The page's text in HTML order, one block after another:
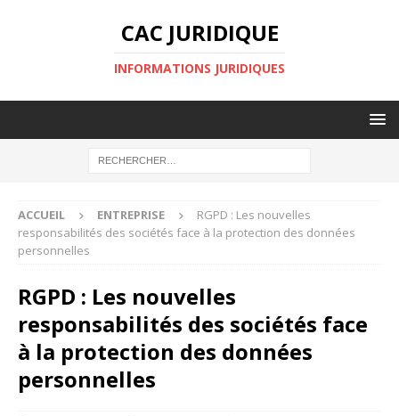
CAC JURIDIQUE
INFORMATIONS JURIDIQUES
ACCUEIL ENTREPRISE
RGPD : Les nouvelles
responsabilités des sociétés face à la protection des données
personnelles
RGPD : Les nouvelles
responsabilités des sociétés face
à la protection des données
personnelles